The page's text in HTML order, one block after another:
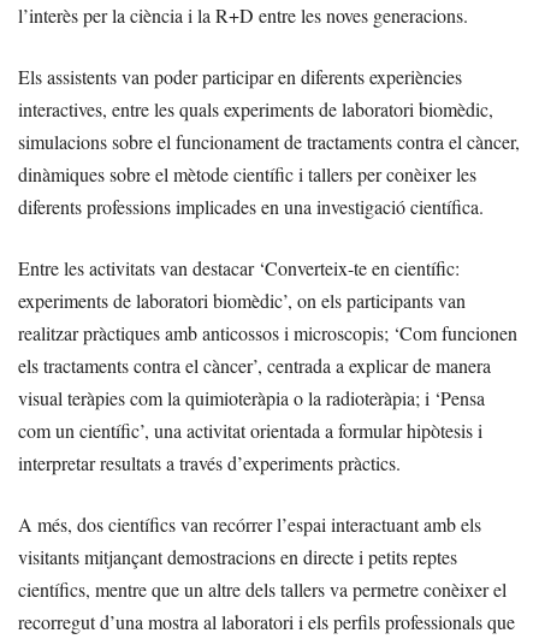
l’interès per la ciència i la R+D entre les noves generacions.
Els assistents van poder participar en diferents experiències
interactives, entre les quals experiments de laboratori biomèdic,
simulacions sobre el funcionament de tractaments contra el càncer,
dinàmiques sobre el mètode científic i tallers per conèixer les
diferents professions implicades en una investigació científica.
Entre les activitats van destacar ‘Converteix-te en científic:
experiments de laboratori biomèdic’, on els participants van
realitzar pràctiques amb anticossos i microscopis; ‘Com funcionen
els tractaments contra el càncer’, centrada a explicar de manera
visual teràpies com la quimioteràpia o la radioteràpia; i ‘Pensa
com un científic’, una activitat orientada a formular hipòtesis i
interpretar resultats a través d’experiments pràctics.
A més, dos científics van recórrer l’espai interactuant amb els
visitants mitjançant demostracions en directe i petits reptes
científics, mentre que un altre dels tallers va permetre conèixer el
recorregut d’una mostra al laboratori i els perfils professionals que